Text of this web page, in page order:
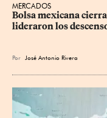
MERCADOS
Bolsa mexicana
lideraron los
Por José Antonio Rivera